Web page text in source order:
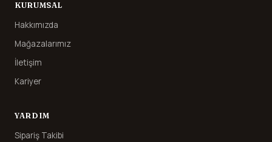
KURUMSAL
Hakkımızda
Mağazalarımız
İletişim
Kariyer
YARDIM
Sipariş Takibi